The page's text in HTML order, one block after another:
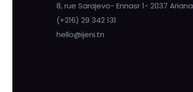
8, rue Sarajevo- Ennasr 1- 2037 Ariana
(+216) 29 342 131
hello@ijeni.tn